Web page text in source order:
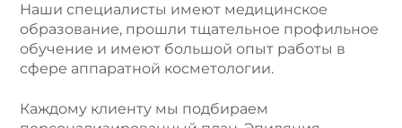
Наши специалисты имеют медицинское
образование, прошли тщательное профильное
обучение и имеют большой опыт работы в
сфере аппаратной косметологии.
Каждому клиенту мы подбираем